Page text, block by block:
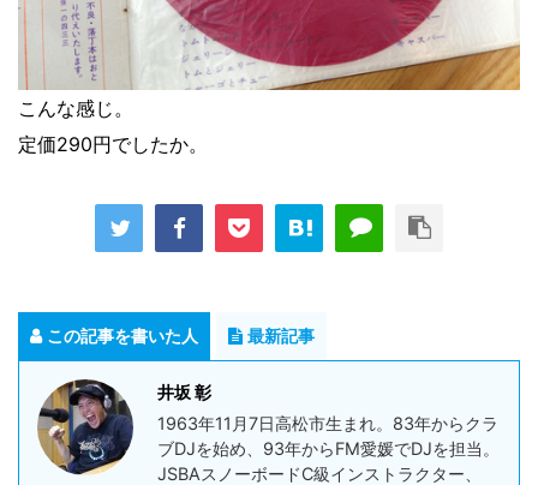
こんな感じ。
定価290円でしたか。
この記事を書いた人 最新記事
井坂 彰
1963年11月7日高松市生まれ。83年からクラ
ブDJを始め、93年からFM愛媛でDJを担当。
JSBAスノーボードC級インストラクター、